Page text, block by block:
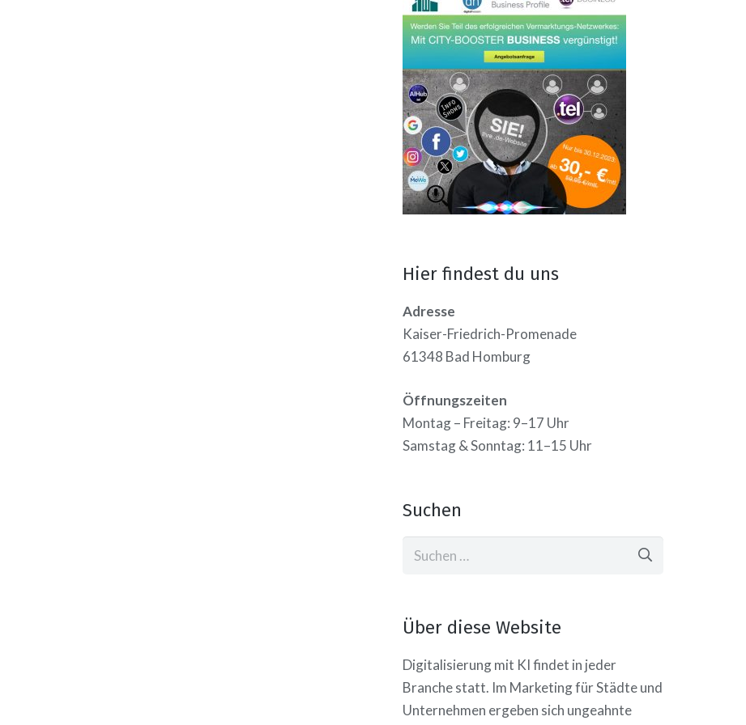
Hier findest du uns
Adresse
Kaiser-Friedrich-Promenade
61348 Bad Homburg
Öffnungszeiten
Montag – Freitag: 9–17 Uhr
Samstag & Sonntag: 11–15 Uhr
Suchen
Suchen
Über diese Website
Digitalisierung mit KI findet in jeder
Branche statt. Im Marketing für Städte und
Unternehmen ergeben sich ungeahnte